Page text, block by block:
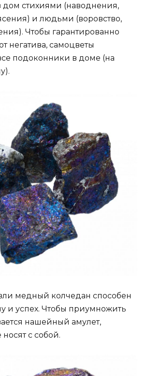
стихиями (наводнения,
и людьми (воровство,
Чтобы гарантированно
негатива, самоцветы
подоконники в доме (на
медный колчедан способен
и успех. Чтобы приумножить
нашейный амулет,
с собой.